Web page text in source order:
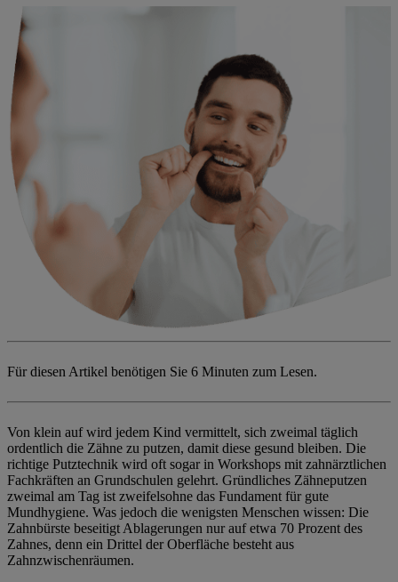
Für diesen Artikel benötigen Sie 6 Minuten zum Lesen.
Von klein auf wird jedem Kind vermittelt, sich zweimal täglich
ordentlich die Zähne zu putzen, damit diese gesund bleiben. Die
richtige Putztechnik wird oft sogar in Workshops mit zahnärztlichen
Fachkräften an Grundschulen gelehrt. Gründliches Zähneputzen
zweimal am Tag ist zweifelsohne das Fundament für gute
Mundhygiene. Was jedoch die wenigsten Menschen wissen: Die
Zahnbürste beseitigt Ablagerungen nur auf etwa 70 Prozent des
Zahnes, denn ein Drittel der Oberfläche besteht aus
Zahnzwischenräumen.